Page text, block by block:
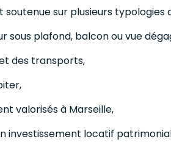
sur plusieurs typologies
plafond, balcon ou vue
des transports,
valorisés à Marseille,
investissement locatif